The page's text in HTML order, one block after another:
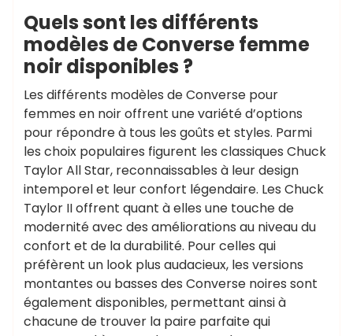
Quels sont les différents
modèles de Converse femme
noir disponibles ?
Les différents modèles de Converse pour
femmes en noir offrent une variété d’options
pour répondre à tous les goûts et styles. Parmi
les choix populaires figurent les classiques Chuck
Taylor All Star, reconnaissables à leur design
intemporel et leur confort légendaire. Les Chuck
Taylor II offrent quant à elles une touche de
modernité avec des améliorations au niveau du
confort et de la durabilité. Pour celles qui
préfèrent un look plus audacieux, les versions
montantes ou basses des Converse noires sont
également disponibles, permettant ainsi à
chacune de trouver la paire parfaite qui